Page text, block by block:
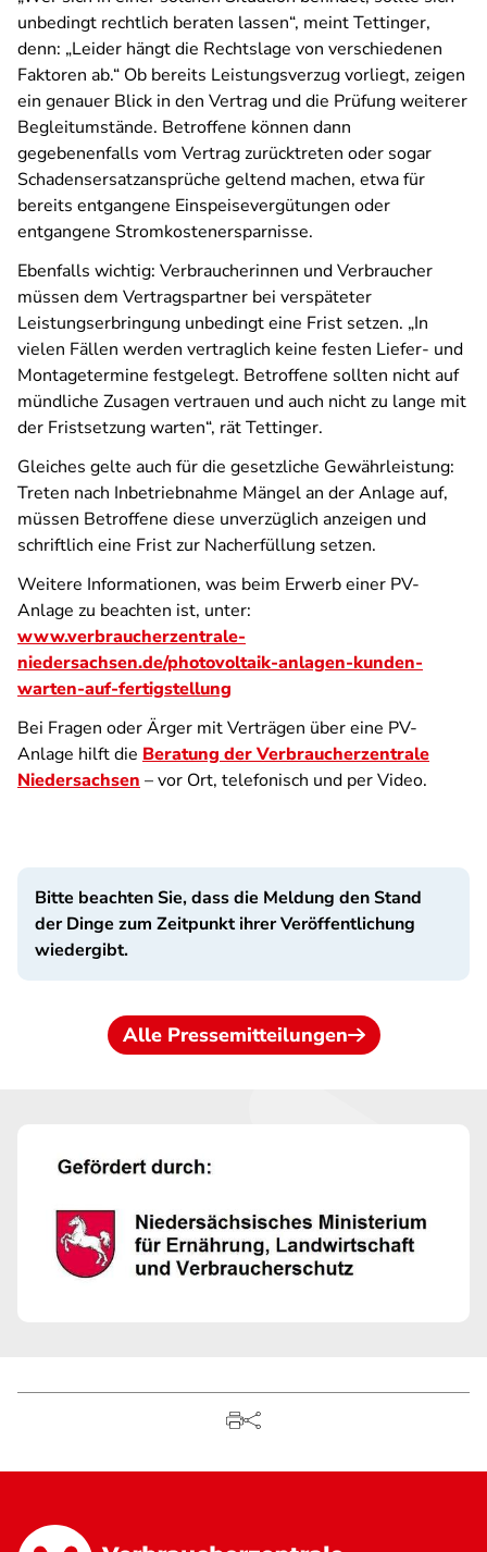
unbedingt rechtlich beraten lassen“, meint Tettinger,
denn: „Leider hängt die Rechtslage von verschiedenen
Faktoren ab.“ Ob bereits Leistungsverzug vorliegt, zeigen
ein genauer Blick in den Vertrag und die Prüfung weiterer
Begleitumstände. Betroffene können dann
gegebenenfalls vom Vertrag zurücktreten oder sogar
Schadensersatzansprüche geltend machen, etwa für
bereits entgangene Einspeisevergütungen oder
entgangene Stromkostenersparnisse.
Ebenfalls wichtig: Verbraucherinnen und Verbraucher
müssen dem Vertragspartner bei verspäteter
Leistungserbringung unbedingt eine Frist setzen. „In
vielen Fällen werden vertraglich keine festen Liefer- und
Montagetermine festgelegt. Betroffene sollten nicht auf
mündliche Zusagen vertrauen und auch nicht zu lange mit
der Fristsetzung warten“, rät Tettinger.
Gleiches gelte auch für die gesetzliche Gewährleistung:
Treten nach Inbetriebnahme Mängel an der Anlage auf,
müssen Betroffene diese unverzüglich anzeigen und
schriftlich eine Frist zur Nacherfüllung setzen.
Weitere Informationen, was beim Erwerb einer PV-
Anlage zu beachten ist, unter:
www.verbraucherzentrale-
niedersachsen.de/photovoltaik-anlagen-kunden-
warten-auf-fertigstellung
Bei Fragen oder Ärger mit Verträgen über eine PV-
Anlage hilft die Beratung der Verbraucherzentrale
Niedersachsen – vor Ort, telefonisch und per Video.
Bitte beachten Sie, dass die Meldung den Stand
der Dinge zum Zeitpunkt ihrer Veröffentlichung
wiedergibt.
Alle Pressemitteilungen